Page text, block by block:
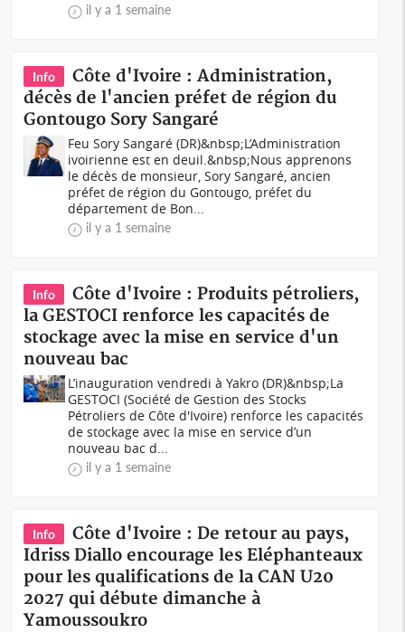
il y a 1 semaine
Info
Côte d'Ivoire : Administration,
décès de l'ancien préfet de région du
Gontougo Sory Sangaré
Feu Sory Sangaré (DR)&nbsp;L’Administration
ivoirienne est en deuil.&nbsp;Nous apprenons
le décès de monsieur, Sory Sangaré, ancien
préfet de région du Gontougo, préfet du
département de Bon...
il y a 1 semaine
Info
Côte d'Ivoire : Produits pétroliers,
la GESTOCI renforce les capacités de
stockage avec la mise en service d'un
nouveau bac
L’inauguration vendredi à Yakro (DR)&nbsp;La
GESTOCI (Société de Gestion des Stocks
Pétroliers de Côte d'Ivoire) renforce les capacités
de stockage avec la mise en service d’un
nouveau bac d...
il y a 1 semaine
Info
Côte d'Ivoire : De retour au pays,
Idriss Diallo encourage les Eléphanteaux
pour les qualifications de la CAN U20
2027 qui débute dimanche à
Yamoussoukro